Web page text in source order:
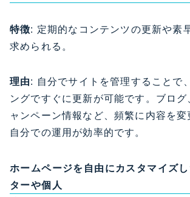
特徴: 定期的なコンテンツの更新や素
求められる。
理由: 自分でサイトを管理することで
ングですぐに更新が可能です。ブログ
ャンペーン情報など、頻繁に内容を変
自分での運用が効率的です。
ホームページを自由にカスタマイズ
ターや個人